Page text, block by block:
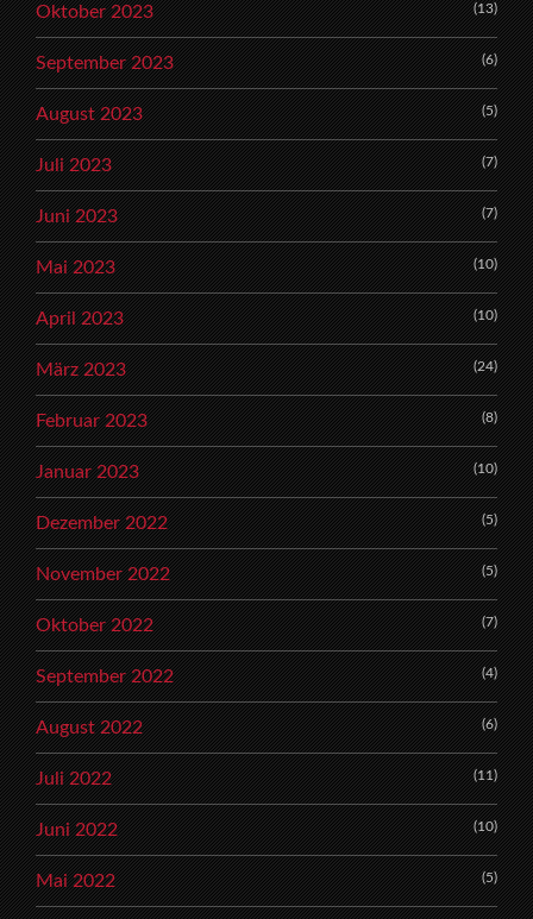
Oktober 2023 (13)
September 2023 (6)
August 2023 (5)
Juli 2023 (7)
Juni 2023 (7)
Mai 2023 (10)
April 2023 (10)
März 2023 (24)
Februar 2023 (8)
Januar 2023 (10)
Dezember 2022 (5)
November 2022 (5)
Oktober 2022 (7)
September 2022 (4)
August 2022 (6)
Juli 2022 (11)
Juni 2022 (10)
Mai 2022 (5)